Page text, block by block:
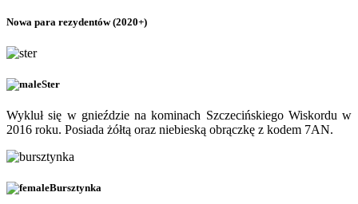
Nowa para rezydentów (2020+)
Ster
Wykluł się w gnieździe na kominach Szczecińskiego Wiskordu w
2016 roku. Posiada żółtą oraz niebieską obrączkę z kodem 7AN.
Bursztynka